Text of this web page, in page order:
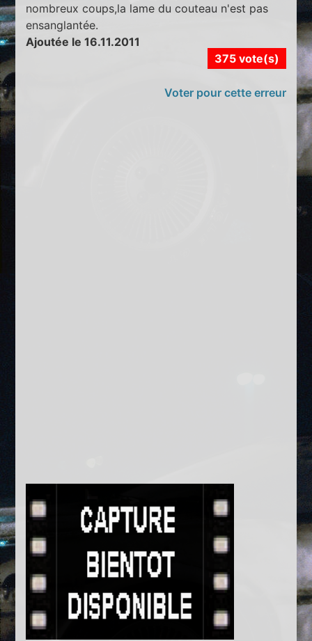
nombreux coups,la lame du couteau n'est pas
ensanglantée.
Ajoutée le 16.11.2011
375 vote(s)
Voter pour cette erreur